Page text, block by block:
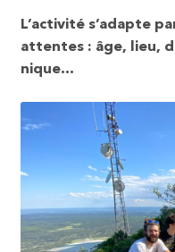
L’activité s’adapte
attentes : âge, lieu,
nique…